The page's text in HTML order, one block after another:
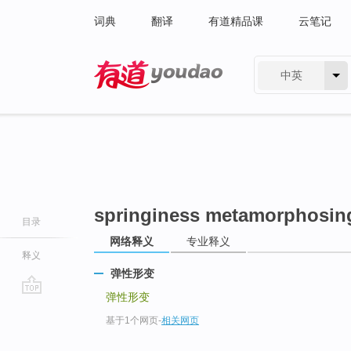
词典 翻译 有道精品课 云笔记
中英
目录
释义
springiness
网络释义 专业释义
弹性形变
弹性形变
基于1个网页-相关网页